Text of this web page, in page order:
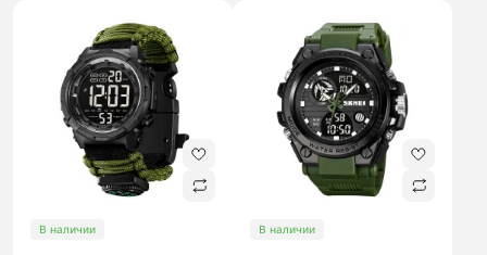
В наличии В наличии